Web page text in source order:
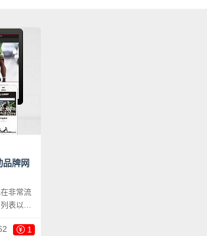
品牌网
非常流
表以简
善了页
1